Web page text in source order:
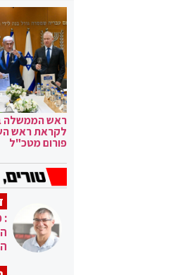
ראש הממשלה
לקראת ראש
פורום מטכ"ל
: